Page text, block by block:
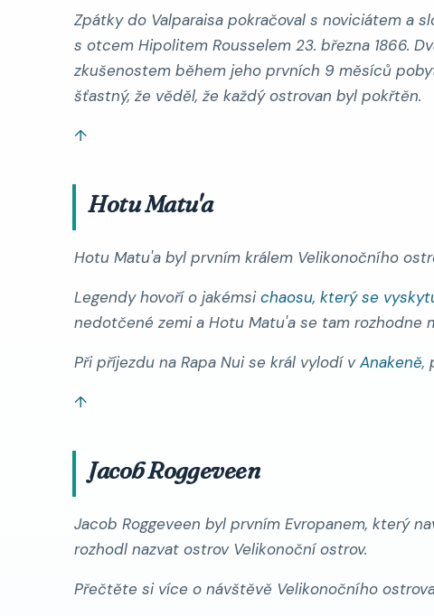
Zpátky do Valparaisa pokračoval s noviciátem a
s otcem Hipolitem Rousselem 23. března 1866.
zkušenostem během jeho prvních 9 měsíců
šťastný, že věděl, že každý ostrovan byl pokřtěn.
↑
Hotu Matu'a
Hotu Matu'a byl prvním králem Velikonočního
Legendy hovoří o jakémsi chaosu, který se
nedotčené zemi a Hotu Matu'a se tam rozhodne
Při příjezdu na Rapa Nui se král vylodí vAnakeně,
↑
Jacob Roggeveen
Jacob Roggeveen byl prvním Evropanem, který
rozhodl nazvat ostrov Velikonoční ostrov.
Přečtěte si více o návštěvě Velikonočního